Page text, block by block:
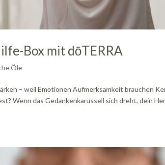
Box mit dōTERRA
Öle
– weil Emotionen Aufmerksamkeit brauchen
Wenn das Gedankenkarussell sich dreht, dein